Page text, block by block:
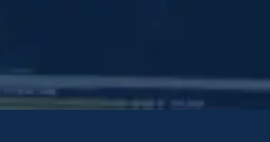
n
e
*